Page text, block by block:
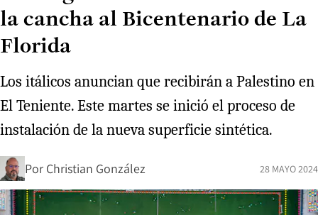
la cancha al Bicentenario de La
Florida
Los itálicos anuncian que recibirán a Palestino en
El Teniente. Este martes se inició el proceso de
instalación de la nueva superficie sintética.
Por Christian González 28 MAYO 2024